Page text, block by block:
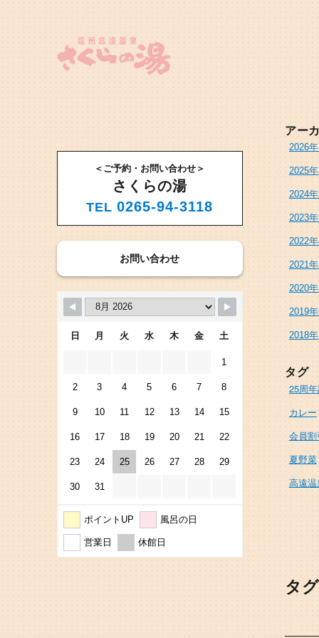
アー
2026
2025
2024
2023
2022
2021
2020
2019
2018
タグ
25周
カレー
会員割
夏野菜
高遠温
タ
＜ご予約・お問い合わせ＞
さくらの湯
TEL0265-94-3118
お問い合わせ
日 月 火 水 木 金 土
1
2 3 4 5 6 7 8
9 10 11 12 13 14 15
16 17 18 19 20 21 22
23 24 25 26 27 28 29
30 31
ポイントUP 風呂の日
営業日 休館日